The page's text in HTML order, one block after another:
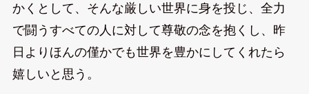
かくとして、そんな厳しい世界に身を投じ、全力
で闘うすべての人に対して尊敬の念を抱くし、昨
日よりほんの僅かでも世界を豊かにしてくれたら
嬉しいと思う。